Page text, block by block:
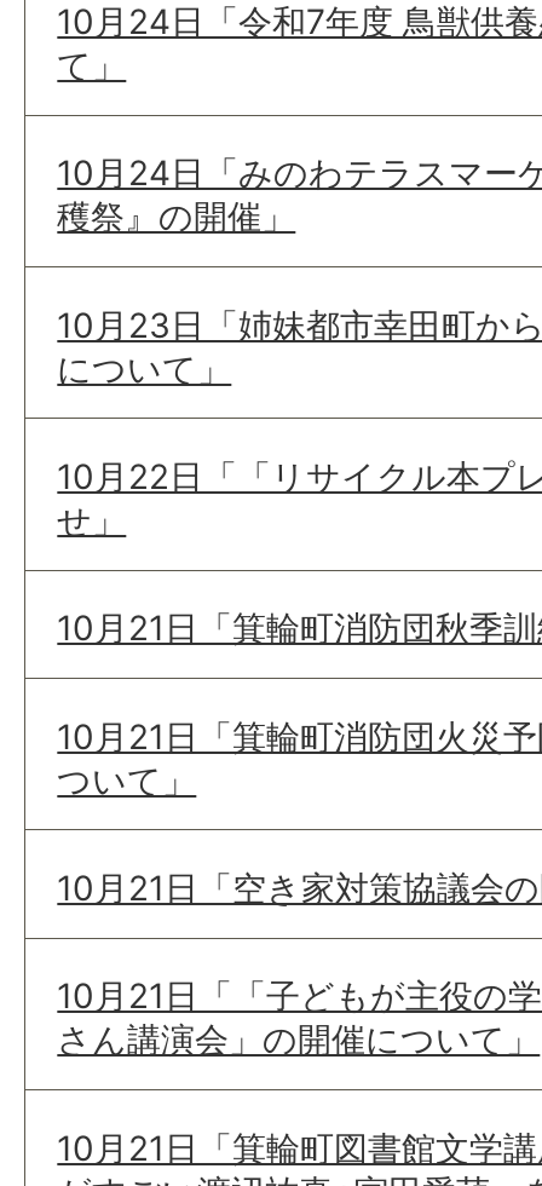
10月24日「令和7年度 鳥獣供
て」
10月24日「みのわテラスマー
穫祭』の開催」
10月23日「姉妹都市幸田町か
について」
10月22日「「リサイクル本プ
せ」
10月21日「箕輪町消防団秋季
10月21日「箕輪町消防団火災
ついて」
10月21日「空き家対策協議会
10月21日「「子どもが主役の
さん講演会」の開催について」
10月21日「箕輪町図書館文学